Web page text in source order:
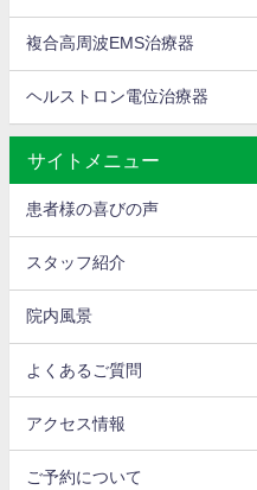
複合高周波EMS治療器
ヘルストロン電位治療器
サイトメニュー
患者様の喜びの声
スタッフ紹介
院内風景
よくあるご質問
アクセス情報
ご予約について